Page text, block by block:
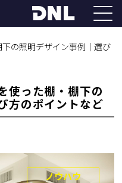
下の照明デザイン事例｜選び
使った棚・棚下の
方のポイントなど
ノウハウ